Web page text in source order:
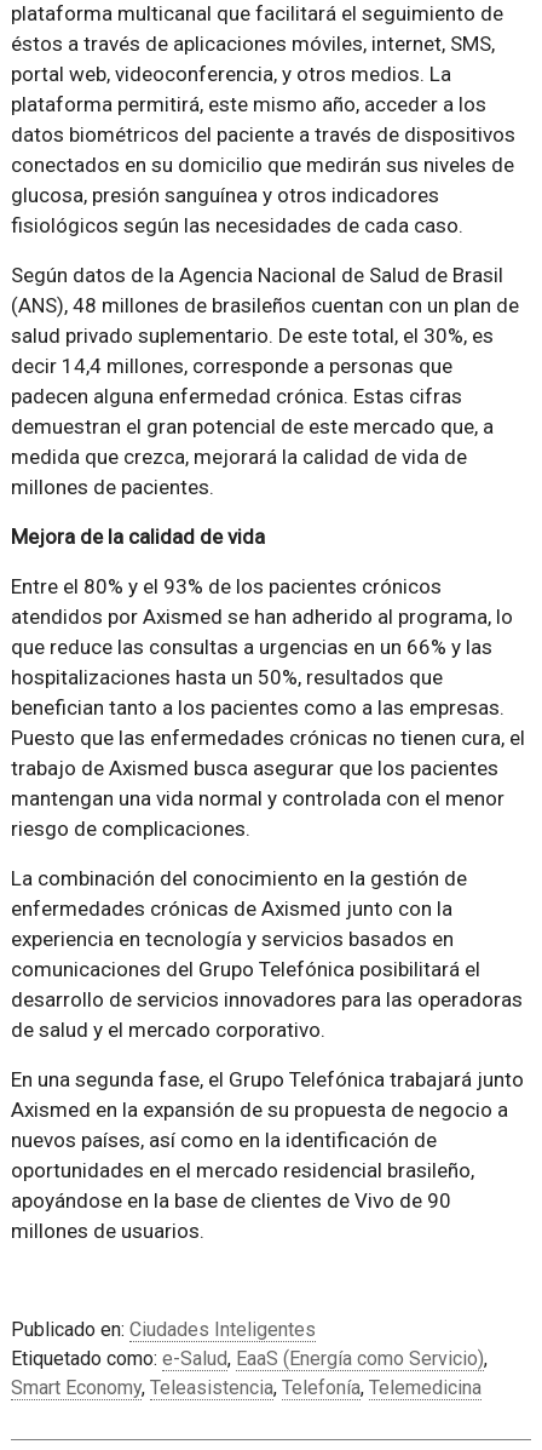
plataforma multicanal que facilitará el seguimiento de
éstos a través de aplicaciones móviles, internet, SMS,
portal web, videoconferencia, y otros medios. La
plataforma permitirá, este mismo año, acceder a los
datos biométricos del paciente a través de dispositivos
conectados en su domicilio que medirán sus niveles de
glucosa, presión sanguínea y otros indicadores
fisiológicos según las necesidades de cada caso.
Según datos de la Agencia Nacional de Salud de Brasil
(ANS), 48 millones de brasileños cuentan con un plan de
salud privado suplementario. De este total, el 30%, es
decir 14,4 millones, corresponde a personas que
padecen alguna enfermedad crónica. Estas cifras
demuestran el gran potencial de este mercado que, a
medida que crezca, mejorará la calidad de vida de
millones de pacientes.
Mejora de la calidad de vida
Entre el 80% y el 93% de los pacientes crónicos
atendidos por Axismed se han adherido al programa, lo
que reduce las consultas a urgencias en un 66% y las
hospitalizaciones hasta un 50%, resultados que
benefician tanto a los pacientes como a las empresas.
Puesto que las enfermedades crónicas no tienen cura, el
trabajo de Axismed busca asegurar que los pacientes
mantengan una vida normal y controlada con el menor
riesgo de complicaciones.
La combinación del conocimiento en la gestión de
enfermedades crónicas de Axismed junto con la
experiencia en tecnología y servicios basados en
comunicaciones del Grupo Telefónica posibilitará el
desarrollo de servicios innovadores para las operadoras
de salud y el mercado corporativo.
En una segunda fase, el Grupo Telefónica trabajará junto
Axismed en la expansión de su propuesta de negocio a
nuevos países, así como en la identificación de
oportunidades en el mercado residencial brasileño,
apoyándose en la base de clientes de Vivo de 90
millones de usuarios.
Publicado en: Ciudades Inteligentes
Etiquetado como: e-Salud, EaaS (Energía como Servicio),
Smart Economy, Teleasistencia, Telefonía, Telemedicina